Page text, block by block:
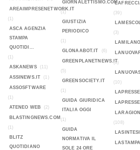
AREAIMPRESENETWORK.IT
(1)
ASCA AGENZIA
STAMPA
QUOTIDI...
(1)
ASKANEWS
(11)
ASSINEWS.IT (1)
ASSOSFTWARE
(1)
ATENEO WEB
(2)
BLASTINGNEWS.COM
(1)
BLITZ
QUOTIDIANO
GIORNALETTISMO.COM
(1)
GIUSTIZIA
PERIODICO
(1)
GLONAABOT.IT
(6)
GREENPLANETNEWS.IT
(5)
GREENSOCIETY.IT
(1)
GUIDA GIURIDICA
ITALIA OGGI
(1)
GUIDA
NORMATIVA IL
SOLE 24 ORE
(39)
(3)
(8)
(10)
LAPRESSE
LAPRESSE
(108)
LASINTESI